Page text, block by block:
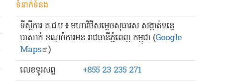
ទំនាក់ទំនង
ទីស្ដីការ គ.ជ.ប ៖ មហាវិថីសម្ដេចសុធារស សង្កាត់ទន្លេ
បាសាក់ ខណ្ឌចំការមន រាជធានីភ្នំពេញ កម្ពុជា (Google
Maps )
លេខ​ទូរសព្ទ
+855 23 235 271